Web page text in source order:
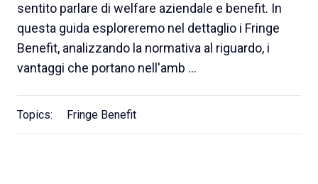
sentito parlare di welfare aziendale e benefit. In
questa guida esploreremo nel dettaglio i Fringe
Benefit, analizzando la normativa al riguardo, i
vantaggi che portano nell'amb …
Topics: Fringe Benefit